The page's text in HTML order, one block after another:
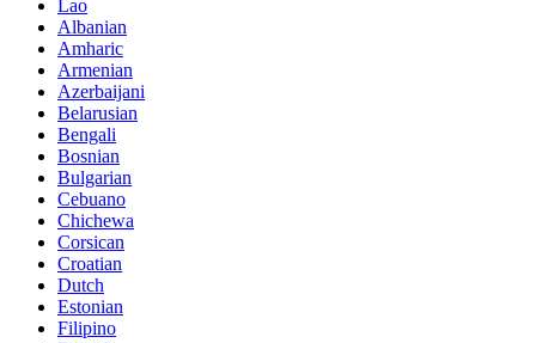
Lao
Albanian
Amharic
Armenian
Azerbaijani
Belarusian
Bengali
Bosnian
Bulgarian
Cebuano
Chichewa
Corsican
Croatian
Dutch
Estonian
Filipino